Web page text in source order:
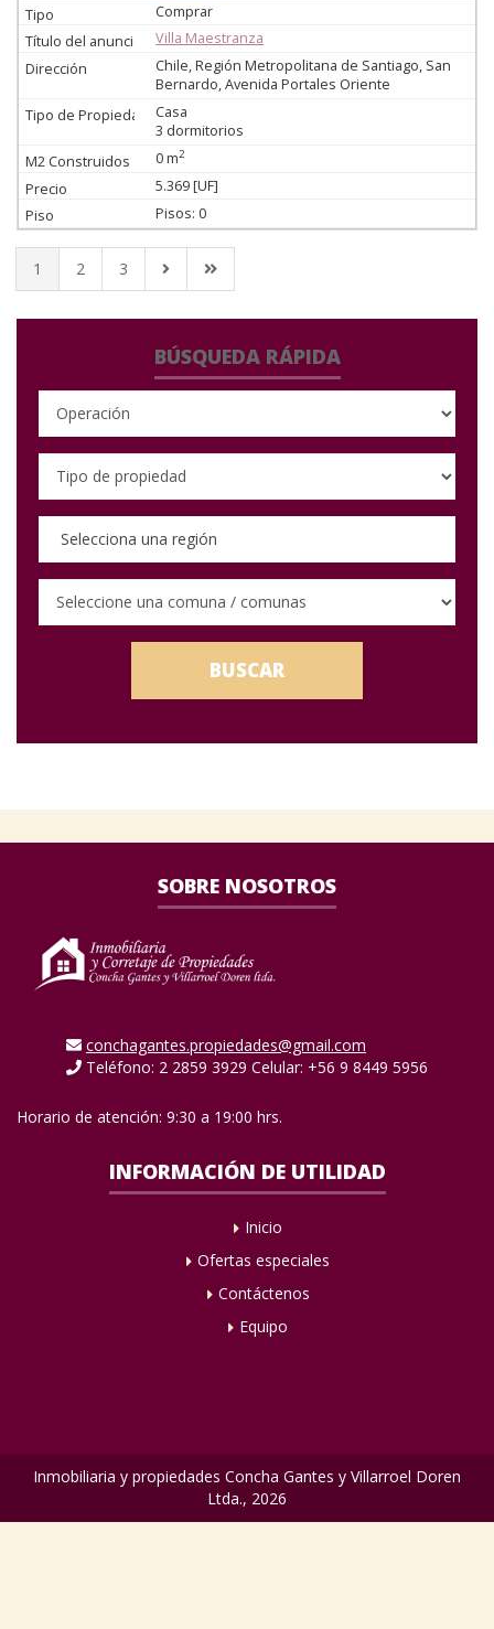
Comprar
Villa Maestranza
Chile, Región Metropolitana de Santiago, San
Bernardo, Avenida Portales Oriente
Casa
3 dormitorios
0 m2
5.369 [UF]
Pisos: 0
1 2 3
BÚSQUEDA RÁPIDA
Selecciona una región
BUSCAR
SOBRE NOSOTROS
conchagantes.propiedades@gmail.com
Teléfono: 2 2859 3929 Celular: +56 9 8449 5956
Horario de atención: 9:30 a 19:00 hrs.
INFORMACIÓN DE UTILIDAD
Inicio
Ofertas especiales
Contáctenos
Equipo
Inmobiliaria y propiedades Concha Gantes y Villarroel Doren
Ltda., 2026